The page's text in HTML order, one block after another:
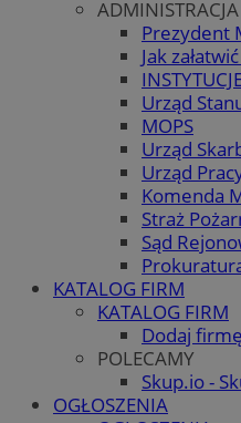
ADMINISTRACJA
Prezydent
Jak
Urząd
MOPS
Urząd
Urząd
Komenda
Straż
Sąd
KATALOG FIRM
KATALOG FIRM
Dodaj
POLECAMY
Skup.io -
OGŁOSZENIA